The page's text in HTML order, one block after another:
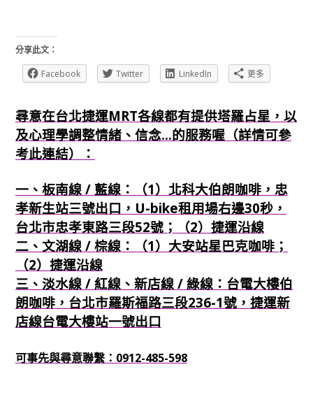
分享此文：
Facebook
Twitter LinkedIn 更多
尋意在台北捷運MRT各線都有提供塔羅占星，以
及心理學調整情緒、信念...的服務喔（詳情可參
考此連結）：
一、板南線 / 藍線：（1）北科大伯朗咖啡，忠
孝新生站三號出口，U-bike租用場右邊30秒，
台北市忠孝東路三段52號；（2）捷運沿線
二、文湖線 / 棕線：（1）大安站星巴克咖啡；
（2）捷運沿線
三、淡水線 / 紅線、新店線 / 綠線：台電大樓伯
朗咖啡，台北市羅斯福路三段236-1號，捷運新
店線台電大樓站一號出口
可事先與尋意聯繫：0912-485-598